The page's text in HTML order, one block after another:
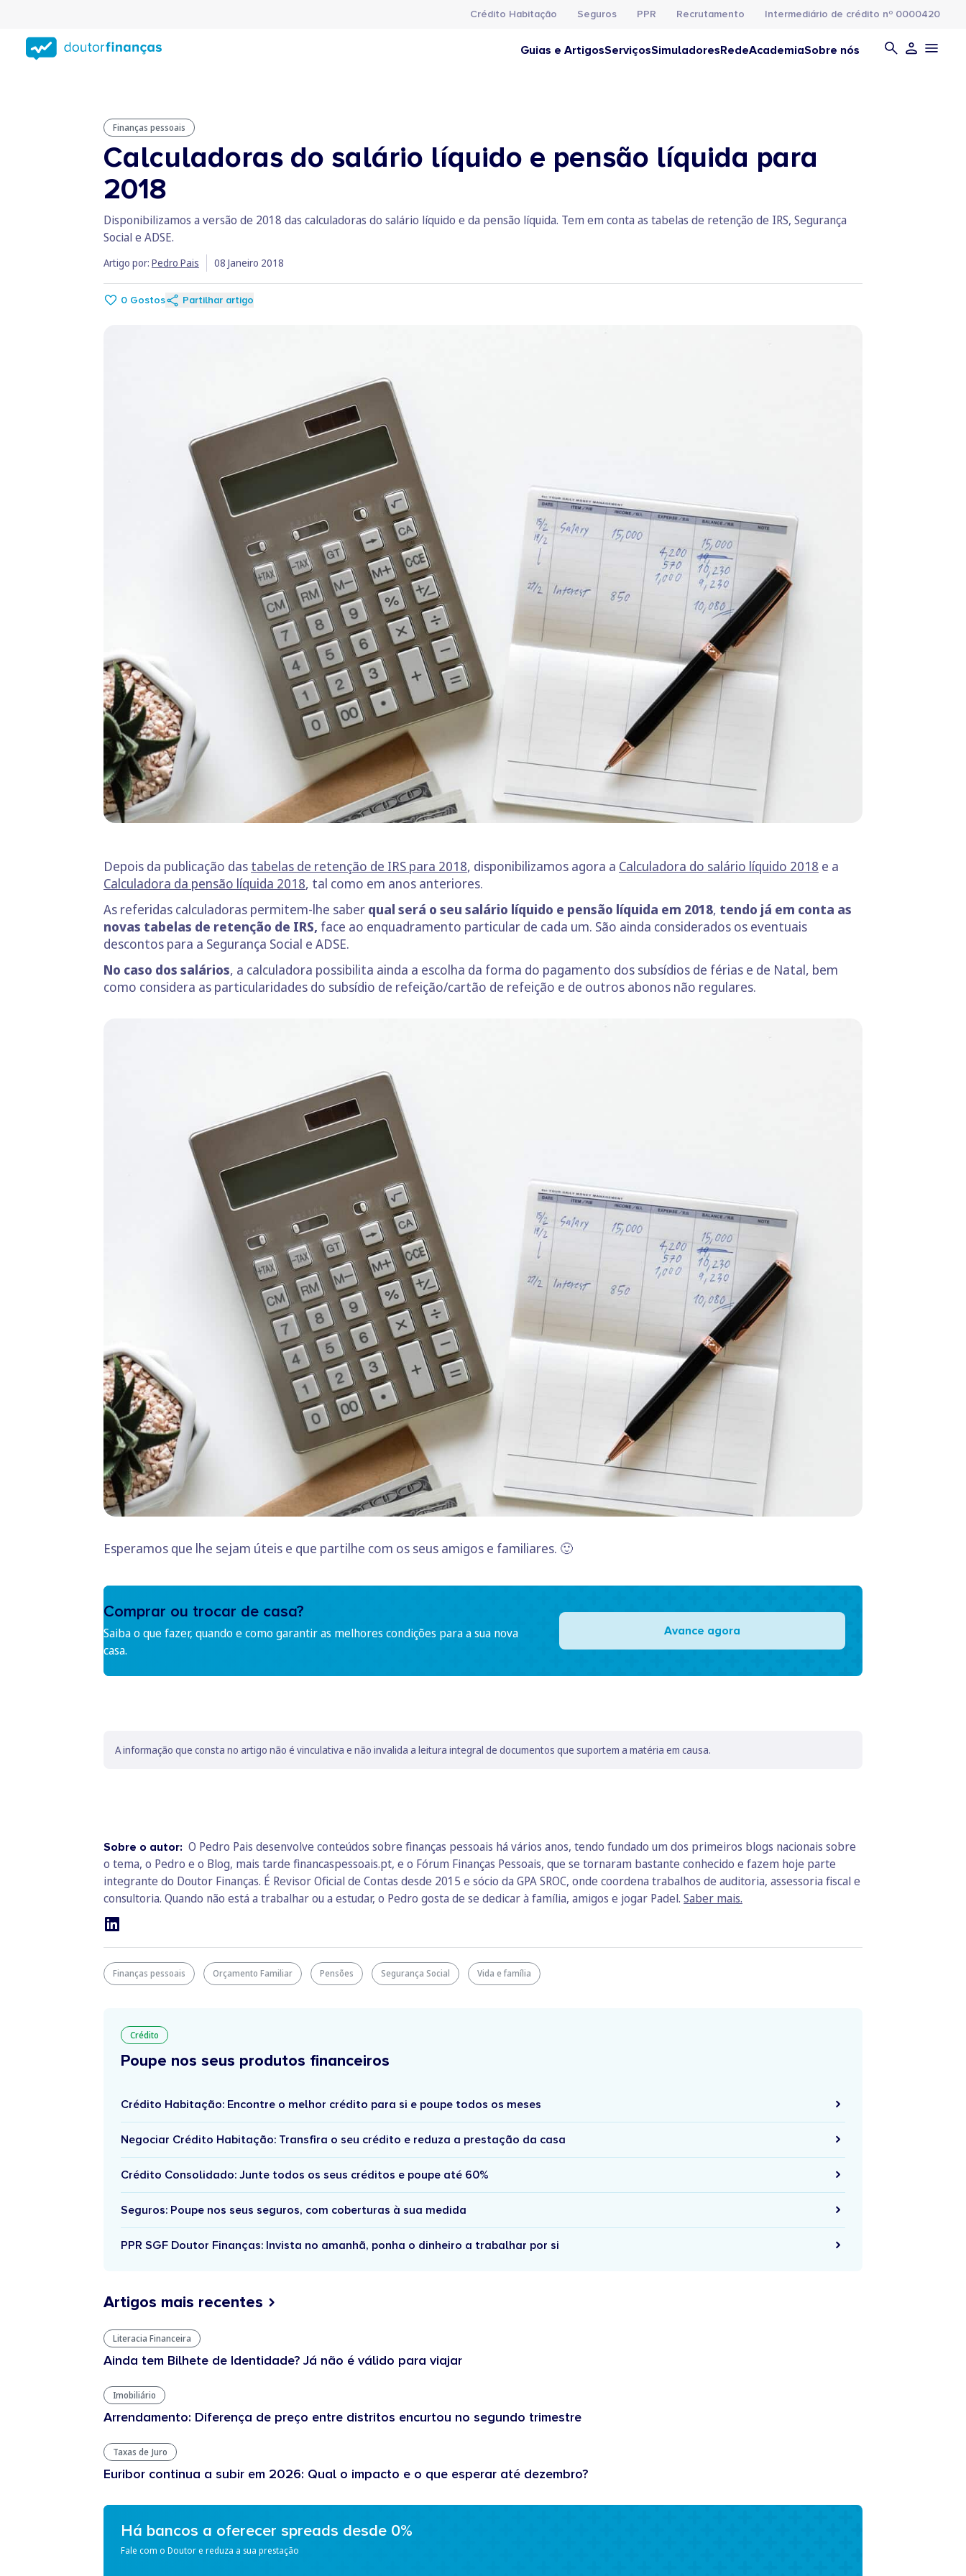
conteúdo
principal
Crédito Habitação Seguros PPR Recrutamento Intermediário de crédito nº 0000420
Guias e ArtigosServiçosSimuladoresRedeAcademiaSobre nós
Finanças pessoais
Calculadoras do salário líquido e pensão líquida para
2018
Disponibilizamos a versão de 2018 das calculadoras do salário líquido e da pensão líquida. Tem em conta as tabelas de retenção de IRS, Segurança
Social e ADSE.
Artigo por: Pedro Pais 08 Janeiro 2018
0 Gostos Partilhar artigo
Depois da publicação das tabelas de retenção de IRS para 2018, disponibilizamos agora a Calculadora do salário líquido 2018 e a
Calculadora da pensão líquida 2018, tal como em anos anteriores.
As referidas calculadoras permitem-lhe saber qual será o seu salário líquido e pensão líquida em 2018, tendo já em conta as
novas tabelas de retenção de IRS, face ao enquadramento particular de cada um. São ainda considerados os eventuais
descontos para a Segurança Social e ADSE.
No caso dos salários, a calculadora possibilita ainda a escolha da forma do pagamento dos subsídios de férias e de Natal, bem
como considera as particularidades do subsídio de refeição/cartão de refeição e de outros abonos não regulares.
Esperamos que lhe sejam úteis e que partilhe com os seus amigos e familiares. 🙂
Comprar ou trocar de casa?
Saiba o que fazer, quando e como garantir as melhores condições para a sua nova
casa.
Avance agora
A informação que consta no artigo não é vinculativa e não invalida a leitura integral de documentos que suportem a matéria em causa.
Sobre o autor: O Pedro Pais desenvolve conteúdos sobre finanças pessoais há vários anos, tendo fundado um dos primeiros blogs nacionais sobre
o tema, o Pedro e o Blog, mais tarde financaspessoais.pt, e o Fórum Finanças Pessoais, que se tornaram bastante conhecido e fazem hoje parte
integrante do Doutor Finanças. É Revisor Oficial de Contas desde 2015 e sócio da GPA SROC, onde coordena trabalhos de auditoria, assessoria fiscal e
consultoria. Quando não está a trabalhar ou a estudar, o Pedro gosta de se dedicar à família, amigos e jogar Padel. Saber mais.
Finanças pessoais Orçamento Familiar Pensões Segurança Social Vida e família
Crédito
Poupe nos seus produtos financeiros
Crédito Habitação: Encontre o melhor crédito para si e poupe todos os meses
Negociar Crédito Habitação: Transfira o seu crédito e reduza a prestação da casa
Crédito Consolidado: Junte todos os seus créditos e poupe até 60%
Seguros: Poupe nos seus seguros, com coberturas à sua medida
PPR SGF Doutor Finanças: Invista no amanhã, ponha o dinheiro a trabalhar por si
Artigos mais recentes
Literacia Financeira
Ainda tem Bilhete de Identidade? Já não é válido para viajar
Imobiliário
Arrendamento: Diferença de preço entre distritos encurtou no segundo trimestre
Taxas de Juro
Euribor continua a subir em 2026: Qual o impacto e o que esperar até dezembro?
Há bancos a oferecer spreads desde 0%
Fale com o Doutor e reduza a sua prestação